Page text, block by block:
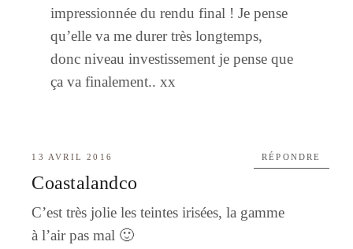
impressionnée du rendu final ! Je pense
qu’elle va me durer très longtemps,
donc niveau investissement je pense que
ça va finalement.. xx
13 AVRIL 2016
Coastalandco
C’est très jolie les teintes irisées, la gamme
à l’air pas mal 🙂
RÉPONDRE